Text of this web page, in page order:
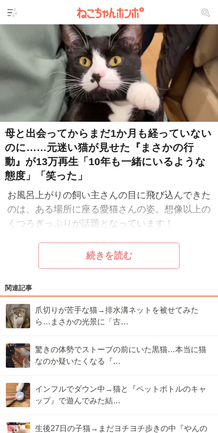
母と出会ってからまだ1か月も経っていない
のに……元迷い猫が見せた『まさかの行
動』が13万再生「10年も一緒にいるような
態度」「笑った」
お風呂上がりの飼い主さんの目に飛び込んできた
のは、ある場所に座る愛猫さんの姿。想像以上の
くつろぎっぷりが話題となっています！
続きを読む
関連記事
爪切りが苦手な猫→排水溝ネットを被せてみた
ら…まさかの光景に「古…
驚きの体勢でストーブの前にいた黒猫…本当に猫
なのか疑いたくなる『…
インフルでダウン中→猫と『ペットボトルのキャ
ップ』で遊んでみた結…
生後27日の子猫→まだヨチヨチ歩きの中『やんの